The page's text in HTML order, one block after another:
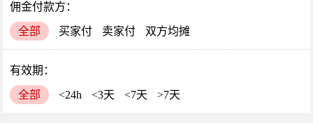
佣金付款方：
全部 买家付 卖家付 双方均摊
有效期：
全部 <24h <3天 <7天 >7天